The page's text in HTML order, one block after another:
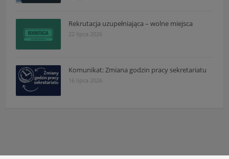
Rekrutacja uzupełniająca – wolne miejsca
22 lipca 2026
Komunikat: Zmiana godzin pracy sekretariatu
16 lipca 2026